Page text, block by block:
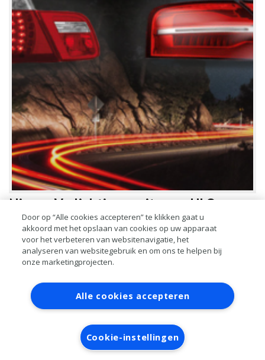
Nieuw: Verlichtingsunits van ULO
Nieuw in het assortiment van Mijngrossier zijn de verlichtingsunits van
OE-leverancier ULO. Verlichtingsunits zijn steeds complexer
geworden, door de diverse technieken die gebruikt worden. Met de
Contact Account aanvragen
Inloggen
RAI bestanden
Privacy
Algemene
voorwaarden
Verwerkersovereenkomst
Door op “Alle cookies accepteren” te klikken gaat u
akkoord met het opslaan van cookies op uw apparaat
voor het verbeteren van websitenavigatie, het
analyseren van websitegebruik en om ons te helpen bij
onze marketingprojecten.
Alle cookies accepteren
Cookie-instellingen